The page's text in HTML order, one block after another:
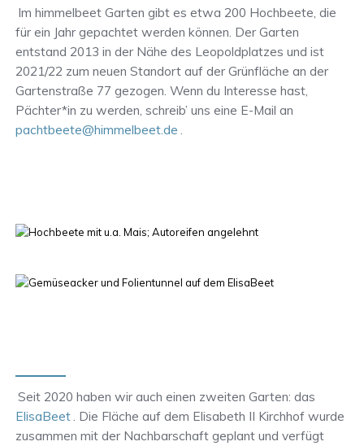
Im himmelbeet Garten gibt es etwa 200 Hochbeete, die
für ein Jahr gepachtet werden können. Der Garten
entstand 2013 in der Nähe des Leopoldplatzes und ist
2021/22 zum neuen Standort auf der Grünfläche an der
Gartenstraße 77 gezogen. Wenn du Interesse hast,
Pächter*in zu werden, schreib’ uns eine E-Mail an
pachtbeete@himmelbeet.de .
Seit 2020 haben wir auch einen zweiten Garten: das
ElisaBeet. Die Fläche auf dem Elisabeth II Kirchhof wurde
zusammen mit der Nachbarschaft geplant und verfügt